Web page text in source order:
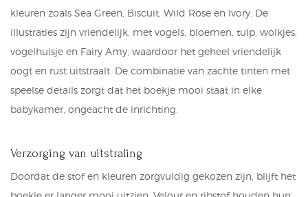
kleuren zoals Sea Green, Biscuit, Wild Rose en Ivory. De
illustraties zijn vriendelijk, met vogels, bloemen, tulp, wolkjes,
vogelhuisje en Fairy Amy, waardoor het geheel vriendelijk
oogt en rust uitstraalt. De combinatie van zachte tinten met
speelse details zorgt dat het boekje mooi staat in elke
babykamer, ongeacht de inrichting.
Verzorging van uitstraling
Doordat de stof en kleuren zorgvuldig gekozen zijn, blijft het